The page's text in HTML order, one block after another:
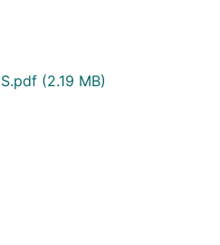
(2.19 MB)